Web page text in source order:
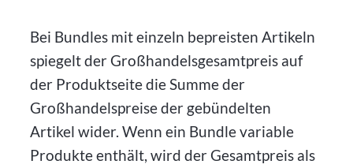
Bei Bundles mit einzeln bepreisten Artikeln
spiegelt der Großhandelsgesamtpreis auf
der Produktseite die Summe der
Großhandelspreise der gebündelten
Artikel wider. Wenn ein Bundle variable
Produkte enthält, wird der Gesamtpreis als